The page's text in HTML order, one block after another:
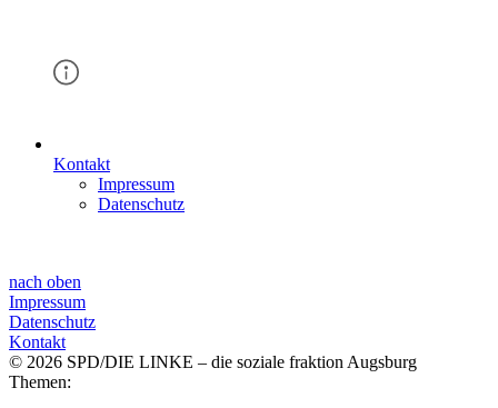
Kontakt
Impressum
Datenschutz
nach oben
Impressum
Datenschutz
Kontakt
© 2026 SPD/DIE LINKE – die soziale fraktion Augsburg
Themen: